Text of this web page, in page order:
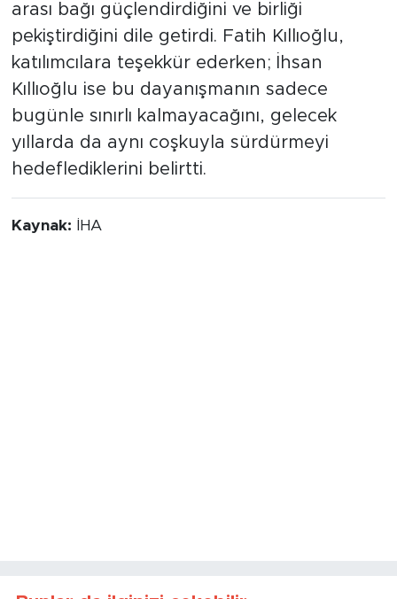
arası bağı güçlendirdiğini ve birliği
pekiştirdiğini dile getirdi. Fatih Kıllıoğlu,
katılımcılara teşekkür ederken; İhsan
Kıllıoğlu ise bu dayanışmanın sadece
bugünle sınırlı kalmayacağını, gelecek
yıllarda da aynı coşkuyla sürdürmeyi
hedeflediklerini belirtti.
Kaynak: İHA